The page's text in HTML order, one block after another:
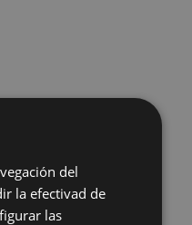
del
la efectivad de
las